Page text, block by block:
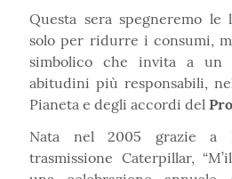
Questa sera spegneremo le
solo per ridurre i consumi,
simbolico che invita a un
abitudini più responsabili,
Pianeta e degli accordi del
Nata nel 2005 grazie a
trasmissione Caterpillar,